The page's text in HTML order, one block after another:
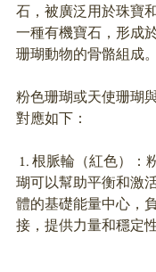
石，被廣泛用於珠寶
一種有機寶石，形成
珊瑚動物的骨骼組成。
粉色珊瑚或天使珊瑚
對應如下：
瑚可以幫助平衡和激
體的基礎能量中心，
接，提供力量和穩定性